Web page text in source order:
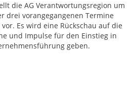
die AG Verantwortungsregion um
drei vorangegangenen Termine
Es wird eine Rückschau auf die
und Impulse für den Einstieg in
geben.